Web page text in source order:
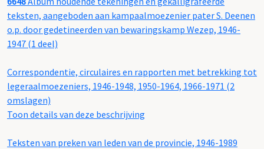
teksten, aangeboden aan kampaalmoezenier pater S. Deenen
o.p. door gedetineerden van bewaringskamp Wezep, 1946-
1947 (1 deel)
Correspondentie, circulaires en rapporten met betrekking tot
legeraalmoezeniers, 1946-1948, 1950-1964, 1966-1971 (2
omslagen)
Toon details van deze beschrijving
Teksten van preken van leden van de provincie, 1946-1989